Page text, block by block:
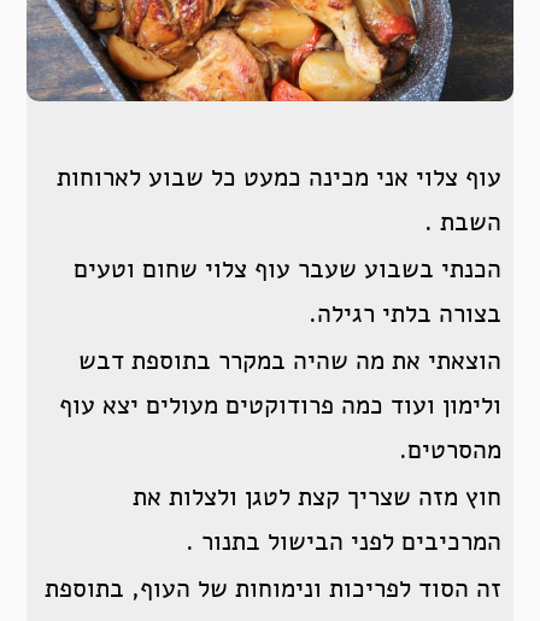
עוף צלוי אני מכינה כמעט כל שבוע לארוחות
השבת .
הכנתי בשבוע שעבר עוף צלוי שחום וטעים
בצורה בלתי רגילה.
הוצאתי את מה שהיה במקרר בתוספת דבש
ולימון ועוד כמה פרודוקטים מעולים יצא עוף
מהסרטים.
חוץ מזה שצריך קצת לטגן ולצלות את
המרכיבים לפני הבישול בתנור .
זה הסוד לפריכות ונימוחות של העוף, בתוספת